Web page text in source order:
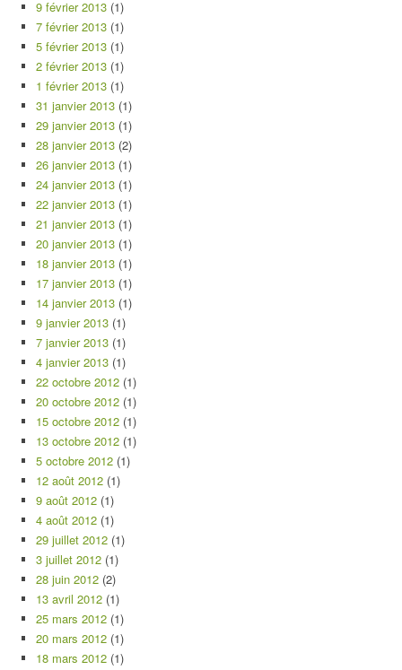
9 février 2013 (1)
7 février 2013 (1)
5 février 2013 (1)
2 février 2013 (1)
1 février 2013 (1)
31 janvier 2013 (1)
29 janvier 2013 (1)
28 janvier 2013 (2)
26 janvier 2013 (1)
24 janvier 2013 (1)
22 janvier 2013 (1)
21 janvier 2013 (1)
20 janvier 2013 (1)
18 janvier 2013 (1)
17 janvier 2013 (1)
14 janvier 2013 (1)
9 janvier 2013 (1)
7 janvier 2013 (1)
4 janvier 2013 (1)
22 octobre 2012 (1)
20 octobre 2012 (1)
15 octobre 2012 (1)
13 octobre 2012 (1)
5 octobre 2012 (1)
12 août 2012 (1)
9 août 2012 (1)
4 août 2012 (1)
29 juillet 2012 (1)
3 juillet 2012 (1)
28 juin 2012 (2)
13 avril 2012 (1)
25 mars 2012 (1)
20 mars 2012 (1)
18 mars 2012 (1)